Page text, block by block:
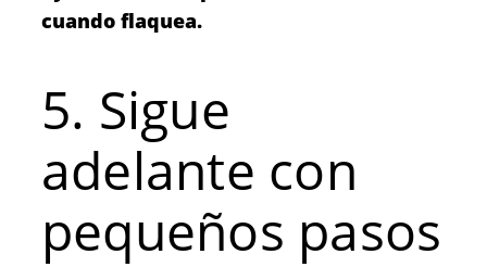
cuando flaquea.
5. Sigue
adelante con
pequeños pasos